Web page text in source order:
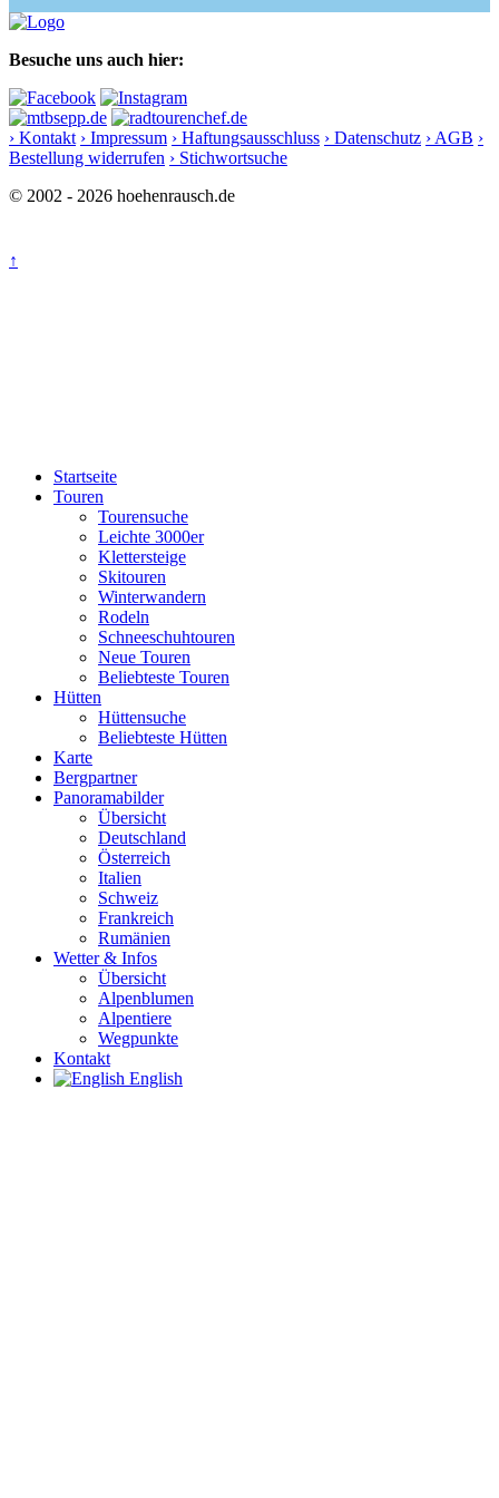
Besuche uns auch hier:
› Kontakt › Impressum › Haftungsausschluss › Datenschutz › AGB ›
Bestellung widerrufen › Stichwortsuche
© 2002 - 2026 hoehenrausch.de
↑
Startseite
Touren
Tourensuche
Leichte 3000er
Klettersteige
Skitouren
Winterwandern
Rodeln
Schneeschuhtouren
Neue Touren
Beliebteste Touren
Hütten
Hüttensuche
Beliebteste Hütten
Karte
Bergpartner
Panoramabilder
Übersicht
Deutschland
Österreich
Italien
Schweiz
Frankreich
Rumänien
Wetter & Infos
Übersicht
Alpenblumen
Alpentiere
Wegpunkte
Kontakt
English